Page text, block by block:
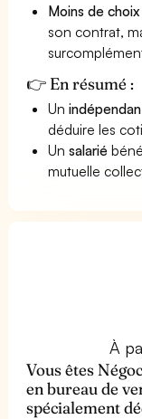
Moins de choix
son contrat,
👉 En résumé :
Un
déduire les
Unsalarié
mutuelle
À
Vous êtes
en bureau de
spécialement